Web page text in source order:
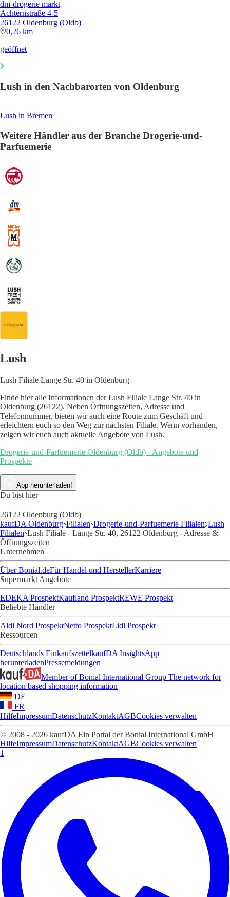
dm-drogerie markt
Achternstraße 4-5
26122 Oldenburg (Oldb)
0,26 km
geöffnet
Lush in den Nachbarorten von Oldenburg
Lush in Bremen
Weitere Händler aus der Branche Drogerie-und-
Parfuemerie
Lush
Lush Filiale Lange Str. 40 in Oldenburg
Finde hier alle Informationen der Lush Filiale Lange Str. 40 in
Oldenburg (26122). Neben Öffnungszeiten, Adresse und
Telefonnummer, bieten wir auch eine Route zum Geschäft und
erleichtern euch so den Weg zur nächsten Filiale. Wenn vorhanden,
zeigen wir euch auch aktuelle Angebote von Lush.
Drogerie-und-Parfuemerie Oldenburg (Oldb) - Angebote und
Prospekte
App herunterladen!
Du bist hier
26122 Oldenburg (Oldb)
kaufDA Oldenburg Filialen Drogerie-und-Parfuemerie Filialen Lush
Filialen Lush Filiale - Lange Str. 40, 26122 Oldenburg - Adresse &
Öffnungszeiten
Unternehmen
Über Bonial.deFür Handel und HerstellerKarriere
Supermarkt Angebote
EDEKA ProspektKaufland ProspektREWE Prospekt
Beliebte Händler
Aldi Nord ProspektNetto ProspektLidl Prospekt
Ressourcen
Deutschlands EinkaufszettelkaufDA InsightsApp
herunterladenPressemeldungen
Member of Bonial International Group The network for
location based shopping information
DE
FR
HilfeImpressumDatenschutzKontaktAGBCookies verwalten
© 2008 - 2026 kaufDA Ein Portal der Bonial International GmbH
HilfeImpressumDatenschutzKontaktAGBCookies verwalten
1